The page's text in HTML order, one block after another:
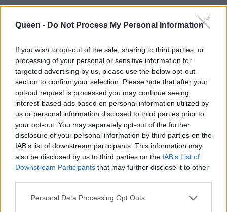
Queen - Do Not Process My Personal Information
If you wish to opt-out of the sale, sharing to third parties, or
processing of your personal or sensitive information for
targeted advertising by us, please use the below opt-out
section to confirm your selection. Please note that after your
opt-out request is processed you may continue seeing
interest-based ads based on personal information utilized by
us or personal information disclosed to third parties prior to
your opt-out. You may separately opt-out of the further
disclosure of your personal information by third parties on the
IAB’s list of downstream participants. This information may
also be disclosed by us to third parties on the IAB’s List of
Downstream Participants that may further disclose it to other
Personal Data Processing Opt Outs
https://www.instagram.com/p/C9Voi7VvJxG/
3. Rope Hoya ή το φυτό πορσελάνης ή